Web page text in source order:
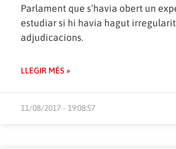
Parlament que s’havia obert un
estudiar si hi havia hagut
adjudicacions.
LLEGIR MÉS »
11/08/2017 - 19:08:57